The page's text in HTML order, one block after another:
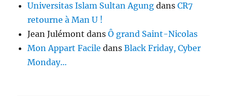
Universitas Islam Sultan Agung dansCR7
retourne à Man U !
Jean Julémont dansÔ grand Saint-Nicolas
Mon Appart Facile dansBlack Friday, Cyber
Monday…